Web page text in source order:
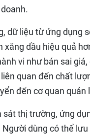
dữ liệu từ ứng dụng
xăng dầu hiệu quả
vi như bán sai
quan đến chất
đến cơ quan
thị trường, ứng
dùng có thể